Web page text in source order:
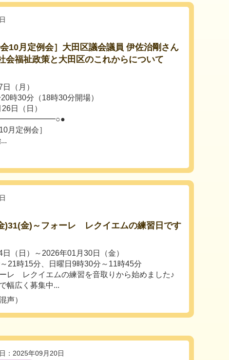
10月定例会］大田区議会議員 伊佐治剛さん
会福祉政策と大田区のこれからについて
（月）
時30分（18時30分開場）
日（日）
月定例会］
)31(金)～フォーレ レクイエムの練習日です
（日）～2026年01月30日（金）
21時15分、日曜日9時30分～11時45分
レ レクイエムの練習を音取りから始めました♪
幅広く募集中...
声）
：2025年09月20日